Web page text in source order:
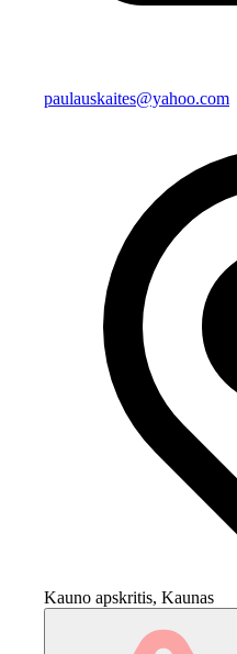
paulauskaites@yahoo.com
Kauno apskritis, Kaunas